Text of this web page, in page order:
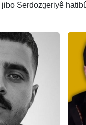
Serdozgeriyê